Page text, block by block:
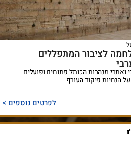
לציבור המתפללים
מנהרות הכותל פתוחים ופועלים
הנחיות פיקוד העורף
לפרטים נוספים >